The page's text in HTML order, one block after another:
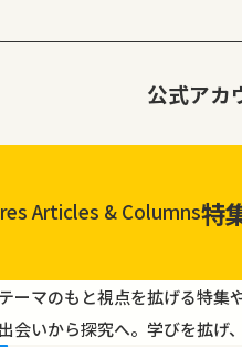
公式アカ
Articles & Columns特
ーマのもと視点を拡げる特集
会いから探究へ。学びを拡げ